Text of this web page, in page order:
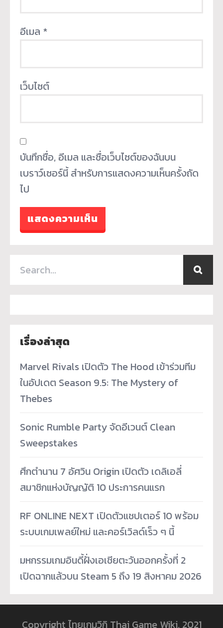
อีเมล *
เว็บไซต์
บันทึกชื่อ, อีเมล และชื่อเว็บไซต์ของฉันบน
เบราว์เซอร์นี้ สำหรับการแสดงความเห็นครั้งถัด
ไป
เรื่องล่าสุด
Marvel Rivals เปิดตัว The Hood เข้าร่วมทีม
ในอัปเดต Season 9.5: The Mystery of
Thebes
Sonic Rumble Party จัดอีเวนต์ Clean
Sweepstakes
ศึกตำนาน 7 อัศวิน Origin เปิดตัว เดลิเอลี่
สมาชิกแห่งบัญญัติ 10 ประการคนแรก
RF ONLINE NEXT เปิดตัวแชปเตอร์ 10 พร้อม
ระบบเกมเพลย์ใหม่ และคอร์เวิลด์เร็ว ๆ นี้
มหกรรมเกมอินดี้ฝั่งเอเชียตะวันออกครั้งที่ 2
เปิดฉากแล้วบน Steam 5 ถึง 19 สิงหาคม 2026
Copyright ไทยเกมวิกิ Thai Game Wiki, 2021